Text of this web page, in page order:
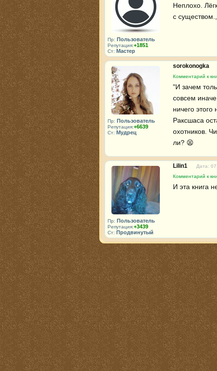
Пр: Пользователь
Репутация:+1851
Ст: Мастер
Неплохо.
с
Пр: Пользователь
Репутация:+6639
Ст: Мудрец
sorokonogka
Комментарий к
"И зачем
совсем
ничего
Раксшаса
охотников.
ли? 😫
Пр: Пользователь
Репутация:+3439
Ст: Продвинутый
Lilin1
Дата:
Комментарий к
И эта книга